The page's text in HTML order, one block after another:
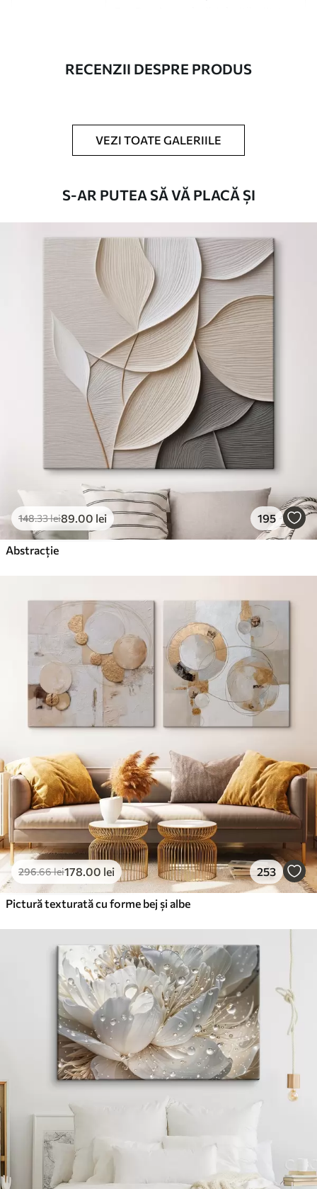
Puteți adăuga un strat de lac.
Standard
De La80
Culori vii și intense
Rezistent la decolorare
Cerneală sigură și inodoră
Suprafață tip pânză
Material ecologic
Premium
De La .99 lei
Culori vii și intense
Rezistent la decolorare
Cerneală sigură și inodoră
Suprafață tip pânză
Material ecologic
Eco-Premium
De La124.99lei
✓Cerneală sigură și inodoră
Suprafață tip pânză
✓Material ecologic
RECENZII DESPRE PRODUS
VEZI TOATE GALERIILE
S-AR PUTEA SĂ VĂ PLACĂ ȘI
148.33lei89.00 lei 195
Abstracție
296.66lei178.00 lei 253
Pictură texturată cu forme bej și albe